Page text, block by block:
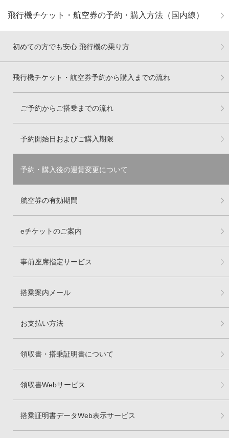
飛行機チケット・航空券の予約・購入方法（国内線）
初めての方でも安心 飛行機の乗り方
飛行機チケット・航空券予約から購入までの流れ
ご予約からご搭乗までの流れ
予約開始日およびご購入期限
予約・購入後の運賃変更について
航空券の有効期間
eチケットのご案内
事前座席指定サービス
搭乗案内メール
お支払い方法
領収書・搭乗証明書について
領収書Webサービス
搭乗証明書データWeb表示サービス